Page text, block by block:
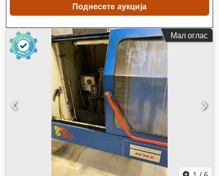
Поднесете аукција
Мал оглас